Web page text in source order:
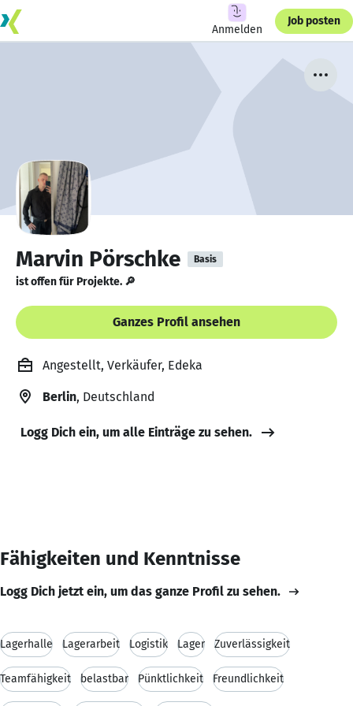
Anmelden
Job posten
Marvin Pörschke Basis
ist offen für Projekte. 🔎
Ganzes Profil ansehen
Angestellt, Verkäufer, Edeka
Berlin, Deutschland
Logg Dich ein, um alle Einträge zu sehen.
Fähigkeiten und Kenntnisse
Logg Dich jetzt ein, um das ganze Profil zu sehen.
Lagerhalle Lagerarbeit Logistik Lager Zuverlässigkeit
Teamfähigkeit belastbar Pünktlichkeit Freundlichkeit